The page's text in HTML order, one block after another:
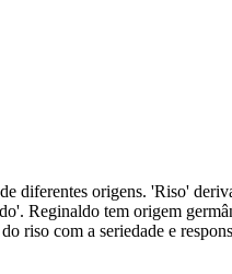
diferentes origens. 'Riso'
Reginaldo tem origem
riso com a seriedade e